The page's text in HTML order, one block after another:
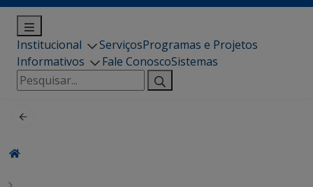
Institucional ServiçosProgramas e Projetos
Informativos
Fale ConoscoSistemas
Pesquisar
por: